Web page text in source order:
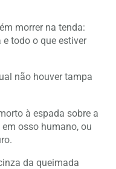
morrer na tenda:
todo o que estiver
não houver tampa
à espada sobre a
osso humano, ou
da queimada